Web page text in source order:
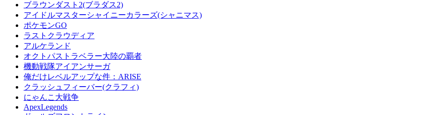
ブラウンダスト2(ブラダス2)
アイドルマスターシャイニーカラーズ(シャニマス)
ポケモンGO
ラストクラウディア
アルケランド
オクトパストラベラー大陸の覇者
機動戦隊アイアンサーガ
俺だけレベルアップな件：ARISE
クラッシュフィーバー(クラフィ)
にゃんこ大戦争
ApexLegends